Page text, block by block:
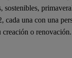
cada una con una
creación o renovación.